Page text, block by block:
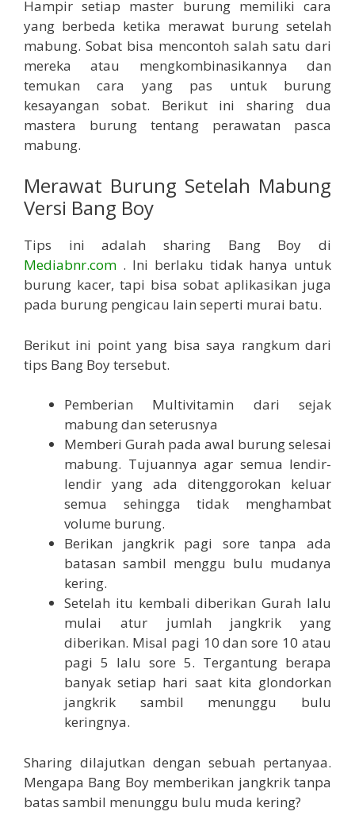
Hampir setiap master burung memiliki cara
yang berbeda ketika merawat burung setelah
mabung. Sobat bisa mencontoh salah satu dari
mereka atau mengkombinasikannya dan
temukan cara yang pas untuk burung
kesayangan sobat. Berikut ini sharing dua
mastera burung tentang perawatan pasca
mabung.
Merawat Burung Setelah Mabung
Versi Bang Boy
Tips ini adalah sharing Bang Boy di
Mediabnr.com . Ini berlaku tidak hanya untuk
burung kacer, tapi bisa sobat aplikasikan juga
pada burung pengicau lain seperti murai batu.
Berikut ini point yang bisa saya rangkum dari
tips Bang Boy tersebut.
Pemberian Multivitamin dari sejak
mabung dan seterusnya
Memberi Gurah pada awal burung selesai
mabung. Tujuannya agar semua lendir-
lendir yang ada ditenggorokan keluar
semua sehingga tidak menghambat
volume burung.
Berikan jangkrik pagi sore tanpa ada
batasan sambil menggu bulu mudanya
kering.
Setelah itu kembali diberikan Gurah lalu
mulai atur jumlah jangkrik yang
diberikan. Misal pagi 10 dan sore 10 atau
pagi 5 lalu sore 5. Tergantung berapa
banyak setiap hari saat kita glondorkan
jangkrik sambil menunggu bulu
keringnya.
Sharing dilajutkan dengan sebuah pertanyaa.
Mengapa Bang Boy memberikan jangkrik tanpa
batas sambil menunggu bulu muda kering?